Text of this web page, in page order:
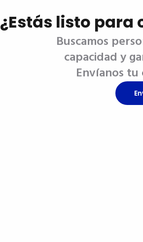
¿Estás listo
Buscamos
capacidad y
Envíanos